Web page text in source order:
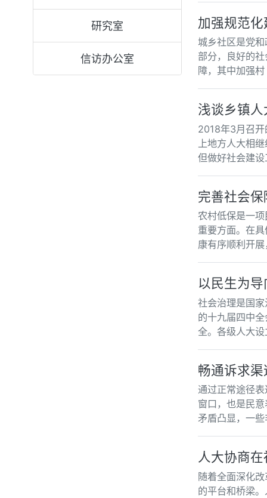
研究室
信访办公室
加强规范
城乡社区是党
部分，良好的
障，其中加强
浅谈乡镇
2018年3月召开
上地方人大相
但做好社会建
完善社会
农村低保是一
重要方面。在
康有序顺利开
以民生为
社会治理是国
的十九届四中
全。各级人大
畅通诉求
通过正常途径
窗口，也是民
矛盾凸显，一
人大协商
随着全面深化
的平台和桥梁